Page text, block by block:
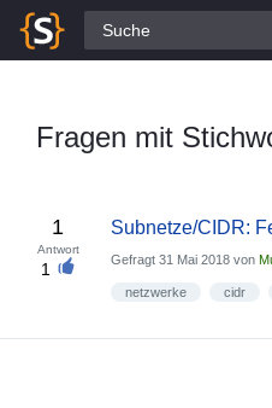
Alle Fragen
Fragen mit
1
Antwort
1
Subnetze/CIDR:
Gefragt 31 Mai 2018 von
netzwerke cidr